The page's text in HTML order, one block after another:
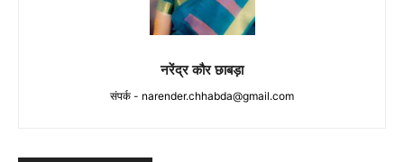
नरेंद्र कौर छाबड़ा
संपर्क - narender.chhabda@gmail.com